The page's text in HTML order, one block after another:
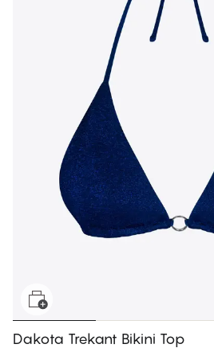
Dakota Trekant Bikini Top